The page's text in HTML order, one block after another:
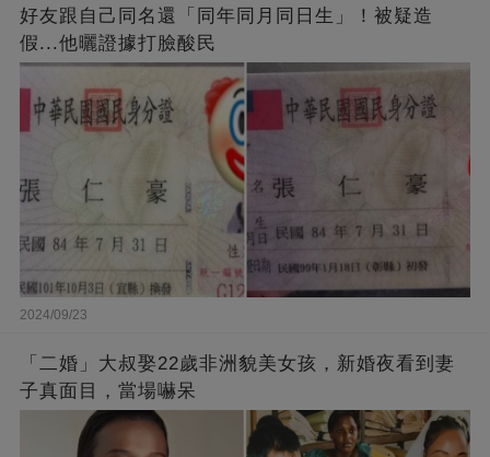
好友跟自己同名還「同年同月同日生」！被疑造
假...他曬證據打臉酸民
2024/09/23
「二婚」大叔娶22歲非洲貌美女孩，新婚夜看到妻
子真面目，當場嚇呆